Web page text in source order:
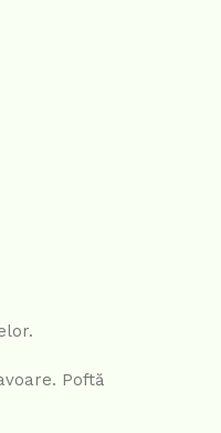
Poftă